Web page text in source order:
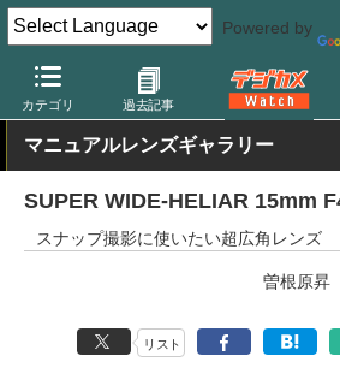
Powered by
カテゴリ 過去記事
デジカメ Watch レンズ 交換レンズ
マニュアルレンズギャラリー
SUPER WIDE-HELIAR 15mm
スナップ撮影に使いたい超広角レンズ
曽根原昇
リスト